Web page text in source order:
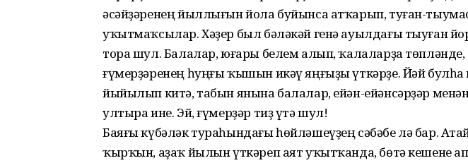
әсәйҙәренең йыллығын йола буйынса атҡарып, туған-
уҡытмаҡсылар. Хәҙер был бәләкәй генә ауылдағы тыуған
тора шул. Балалар, юғары белем алып, ҡалаларҙа төпләнде,
ғүмерҙәренең һуңғы ҡышын икәү яңғыҙы үткәрҙе. Йәй булһа
йыйылып китә, табын янына балалар, ейән-ейәнсәрҙәр
ултыра ине. Эй, ғүмерҙәр тиҙ үтә шул!
Баяғы күбәләк тураһындағы һөйләшеүҙең сәбәбе лә бар.
ҡырҡын, аҙаҡ йылын үткәреп аят уҡытҡанда, бөтә кешене